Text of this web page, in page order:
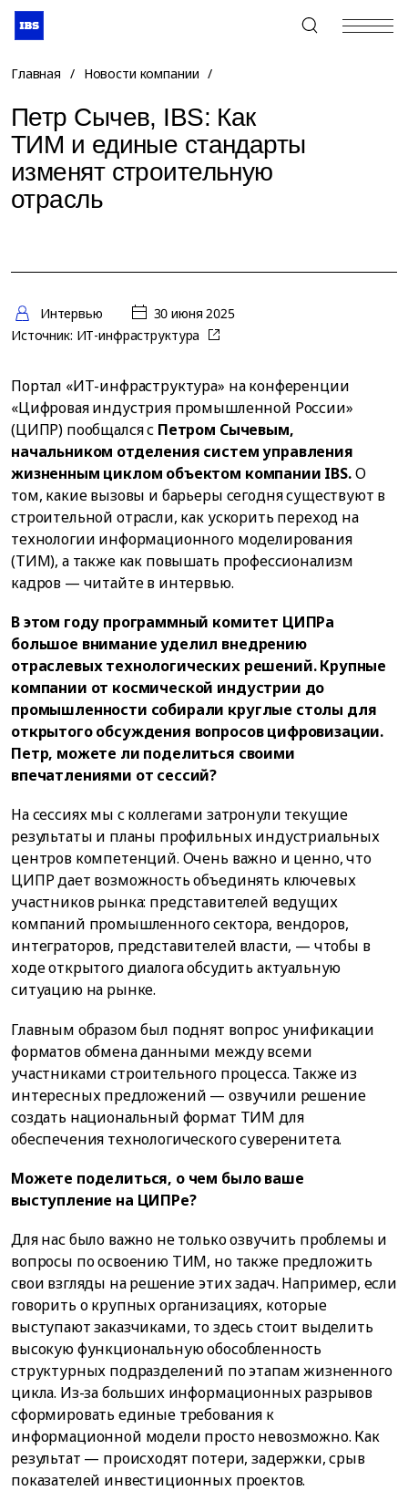
+7 (495) 967-80-80
Главная / Новости компании /
Петр Сычев, IBS: Как
ТИМ и единые стандарты
изменят строительную
отрасль
Интервью
30 июня 2025
Источник: ИТ-инфраструктура
Портал «ИТ-инфраструктура» на конференции
«Цифровая индустрия промышленной России»
(ЦИПР) пообщался с Петром Сычевым,
начальником отделения систем управления
жизненным циклом объектом компании IBS.О
том, какие вызовы и барьеры сегодня существуют в
строительной отрасли, как ускорить переход на
технологии информационного моделирования
(ТИМ), а также как повышать профессионализм
кадров — читайте в интервью.
В этом году программный комитет ЦИПРа
большое внимание уделил внедрению
отраслевых технологических решений. Крупные
компании от космической индустрии до
промышленности собирали круглые столы для
открытого обсуждения вопросов цифровизации.
Петр, можете ли поделиться своими
впечатлениями от сессий?
На сессиях мы с коллегами затронули текущие
результаты и планы профильных индустриальных
центров компетенций. Очень важно и ценно, что
ЦИПР дает возможность объединять ключевых
участников рынка: представителей ведущих
компаний промышленного сектора, вендоров,
интеграторов, представителей власти, — чтобы в
ходе открытого диалога обсудить актуальную
ситуацию на рынке.
Главным образом был поднят вопрос унификации
форматов обмена данными между всеми
участниками строительного процесса. Также из
интересных предложений — озвучили решение
создать национальный формат ТИМ для
обеспечения технологического суверенитета.
Можете поделиться, о чем было ваше
выступление на ЦИПРе?
Для нас было важно не только озвучить проблемы и
вопросы по освоению ТИМ, но также предложить
свои взгляды на решение этих задач. Например, если
говорить о крупных организациях, которые
выступают заказчиками, то здесь стоит выделить
высокую функциональную обособленность
структурных подразделений по этапам жизненного
цикла. Из-за больших информационных разрывов
сформировать единые требования к
информационной модели просто невозможно. Как
результат — происходят потери, задержки, срыв
показателей инвестиционных проектов.